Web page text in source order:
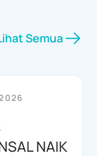
Semua
NAIK